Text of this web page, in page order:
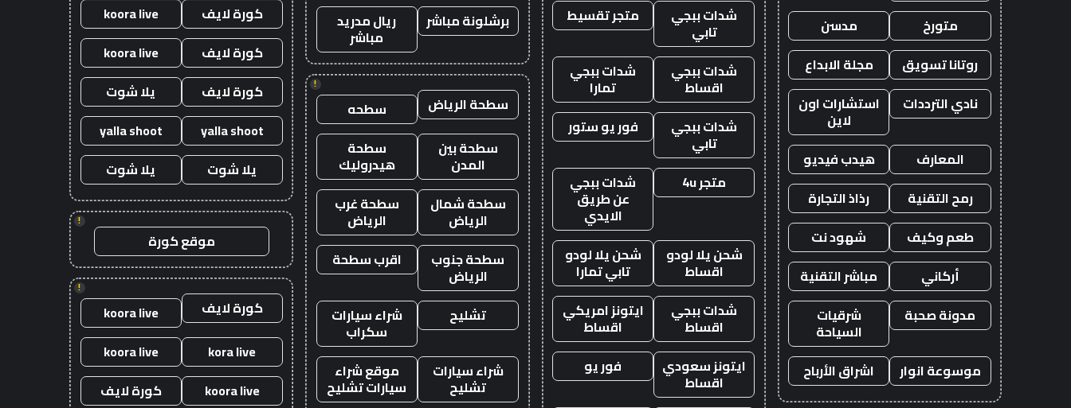
متورخ
مدسن
روتانا تسويق
مجلة الابداع
نادي الترددات
استشارات اون
لاين
المعارف
هيدب فيديو
رمح التقنية
رذاذ التجارة
طعم وكيف
شهود نت
أركاني
مباشر التقنية
مدونة صحبة
شرقيات
السياحة
موسوعة انوار
اشراق الأرباح
شدات ببجي
تابي
متجر تقسيط
شدات ببجي
اقساط
شدات ببجي
تمارا
شدات ببجي
تابي
فور يو ستور
متجر 4u شدات ببجي
عن طريق
الايدي
شحن يلا لودو
اقساط
شحن يلا لودو
تابي تمارا
شدات ببجي
اقساط
ايتونز امريكي
اقساط
ايتونز سعودي
اقساط
فور يو
برشلونة مباشر
ريال مدريد
مباشر
!
سطحة الرياض
سطحه
سطحة بين
المدن
سطحة
هيدروليك
سطحة شمال
الرياض
سطحة غرب
الرياض
سطحة جنوب
الرياض
اقرب سطحة
تشليح شراء سيارات
سكراب
شراء سيارات
تشليح
موقع شراء
سيارات تشليح
كورة لايف
koora live
كورة لايف
koora live
كورة لايف
يلا شوت
yalla shoot
yalla shoot
يلا شوت
يلا شوت
!
موقع كورة
!
كورة لايف
koora live
kora live
koora live
koora live
كورة لايف